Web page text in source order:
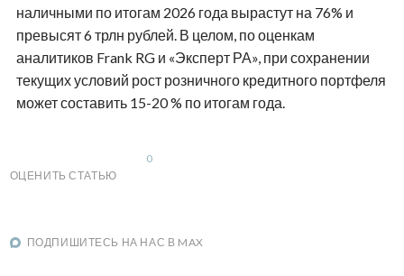
наличными по итогам 2026 года вырастут на 76% и
превысят 6 трлн рублей. В целом, по оценкам
аналитиков Frank RG и «Эксперт РА», при сохранении
текущих условий рост розничного кредитного портфеля
может составить 15-20 % по итогам года.
ОЦЕНИТЬ СТАТЬЮ
0
ПОДПИШИТЕСЬ НА НАС В MAX